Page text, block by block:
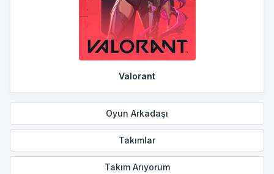
Valorant
Oyun Arkadaşı
Takımlar
Takım Arıyorum